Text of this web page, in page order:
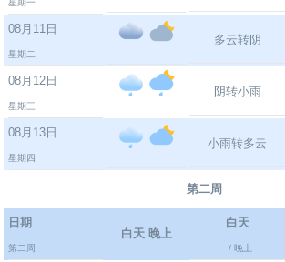
星期一
08月11日
星期二
多云转阴
08月12日
星期三
阴转小雨
08月13日
星期四
小雨转多云
第二周
日期
第二周
白天 晚上
白天
/ 晚上